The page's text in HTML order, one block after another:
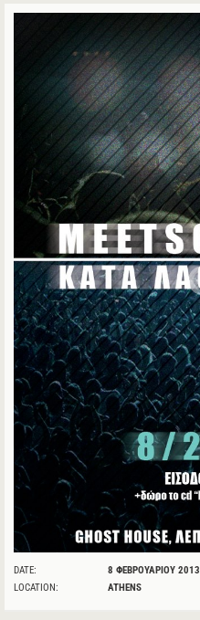
DATE:
8 ΦΕΒΡΟΥΑΡΊΟΥ 2013
LOCATION:
ATHENS